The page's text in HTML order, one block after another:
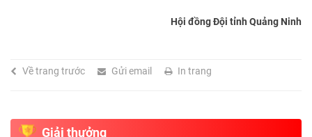
Hội đồng Đội tỉnh Quảng Ninh
Về trang trước Gửi email In trang
Giải thưởng